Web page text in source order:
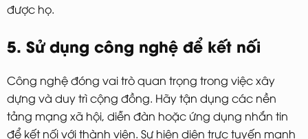
được họ.
5. Sử dụng công nghệ để kết nối
Công nghệ đóng vai trò quan trọng trong việc xây
dựng và duy trì cộng đồng. Hãy tận dụng các nền
tảng mạng xã hội, diễn đàn hoặc ứng dụng nhắn tin
để kết nối với thành viên. Sự hiện diện trực tuyến mạnh